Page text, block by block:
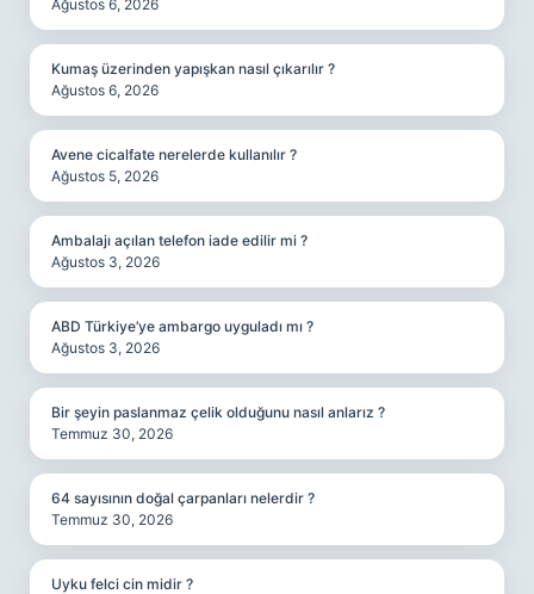
Ağustos 6, 2026
Kumaş üzerinden yapışkan nasıl çıkarılır ?
Ağustos 6, 2026
Avene cicalfate nerelerde kullanılır ?
Ağustos 5, 2026
Ambalajı açılan telefon iade edilir mi ?
Ağustos 3, 2026
ABD Türkiye’ye ambargo uyguladı mı ?
Ağustos 3, 2026
Bir şeyin paslanmaz çelik olduğunu nasıl anlarız ?
Temmuz 30, 2026
64 sayısının doğal çarpanları nelerdir ?
Temmuz 30, 2026
Uyku felci cin midir ?